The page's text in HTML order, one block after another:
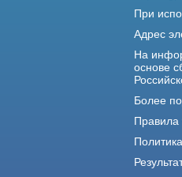
При
Адрес
На
основе
Более
Правила